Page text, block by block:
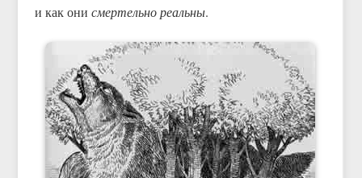
и как они смертельно реальны.